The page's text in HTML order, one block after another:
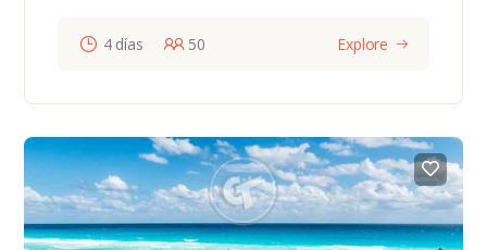
4 días 50 Explore